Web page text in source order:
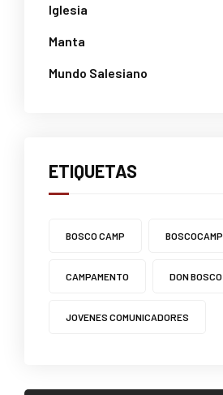
Iglesia
Manta
Mundo Salesiano
ETIQUETAS
BOSCO CAMP BOSCOCAMP
CAMPAMENTO DON BOSCO
JOVENES COMUNICADORES